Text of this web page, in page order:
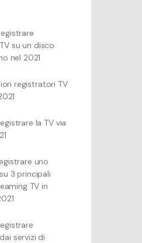
su un disco
nel 2021
registratori TV
la TV via
uno
3 principali
TV in
servizi di